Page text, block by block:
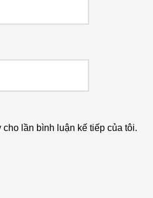
lần bình luận kế tiếp của tôi.